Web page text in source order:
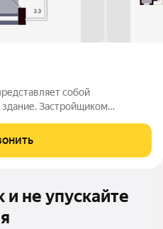
собой
Застройщиком
прилегающей
детских игровых
и не упускайте